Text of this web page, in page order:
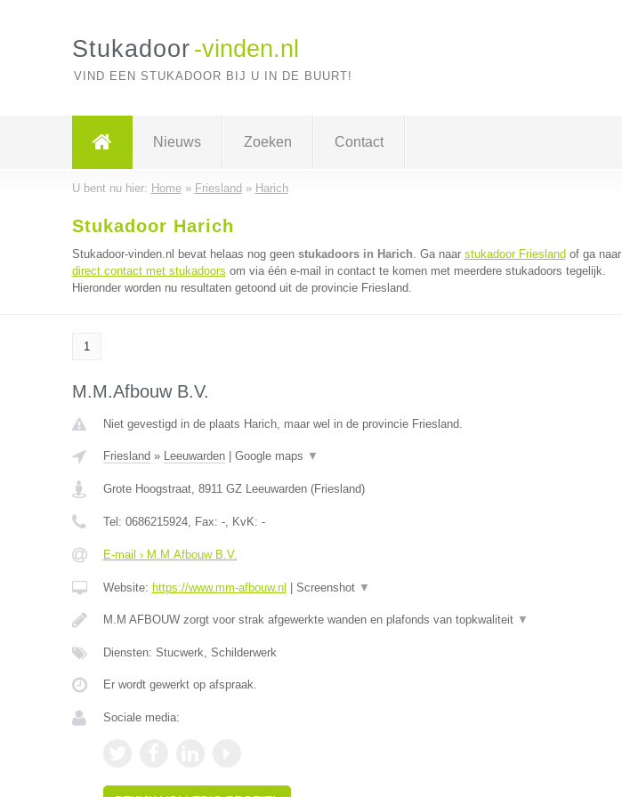
Stukadoor -vinden.nl
VIND EEN STUKADOOR BIJ U IN DE BUURT!
Nieuws Zoeken Contact
U bent nu hier: Home» Friesland » Harich
Stukadoor Harich
Stukadoor-vinden.nl bevat helaas nog geen stukadoors in Harich. Ga naar stukadoor Friesland of ga naar
direct contact met stukadoors om via één e-mail in contact te komen met meerdere stukadoors tegelijk.
Hieronder worden nu resultaten getoond uit de provincie Friesland.
1
M.M.Afbouw B.V.
Niet gevestigd in de plaats Harich, maar wel in de provincie Friesland.
Friesland » Leeuwarden| Google maps ▼
Grote Hoogstraat, 8911 GZ Leeuwarden(Friesland)
Tel: 0686215924, Fax: -, KvK: -
E-mail › M.M.Afbouw B.V.
Website: https://www.mm-afbouw.nl Screenshot ▼
M.M AFBOUW zorgt voor strak afgewerkte wanden en plafonds van topkwaliteit ▼
Diensten: Stucwerk, Schilderwerk
Er wordt gewerkt op afspraak.
Sociale media: